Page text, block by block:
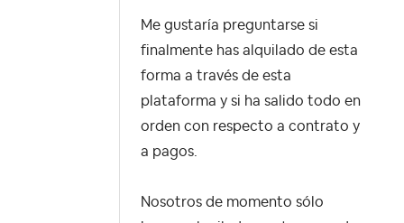
Me gustaría preguntarse si
finalmente has alquilado de esta
forma a través de esta
plataforma y si ha salido todo en
orden con respecto a contrato y
a pagos.
Nosotros de momento sólo